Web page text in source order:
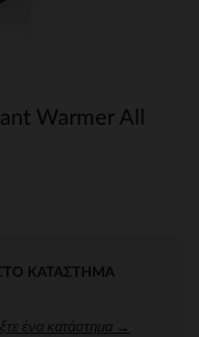
Warmer All
ΚΑΤΆΣΤΗΜΑ
ένα κατάστημα →